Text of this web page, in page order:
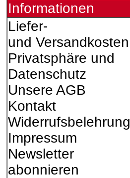
Informationen
Liefer-
und Versandkosten
Privatsphäre und
Datenschutz
Unsere AGB
Kontakt
Widerrufsbelehrung
Impressum
Newsletter
abonnieren